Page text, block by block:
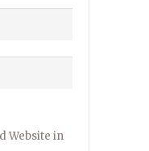
Website in